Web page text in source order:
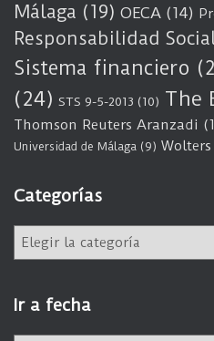
Málaga (19) OECA (14)
Responsabilidad
Sistema financiero
(24) STS 9-5-2013 (10) The
Thomson Reuters Aranzadi
Universidad de Málaga (9)
Categorías
e
g
o
Ir a fecha